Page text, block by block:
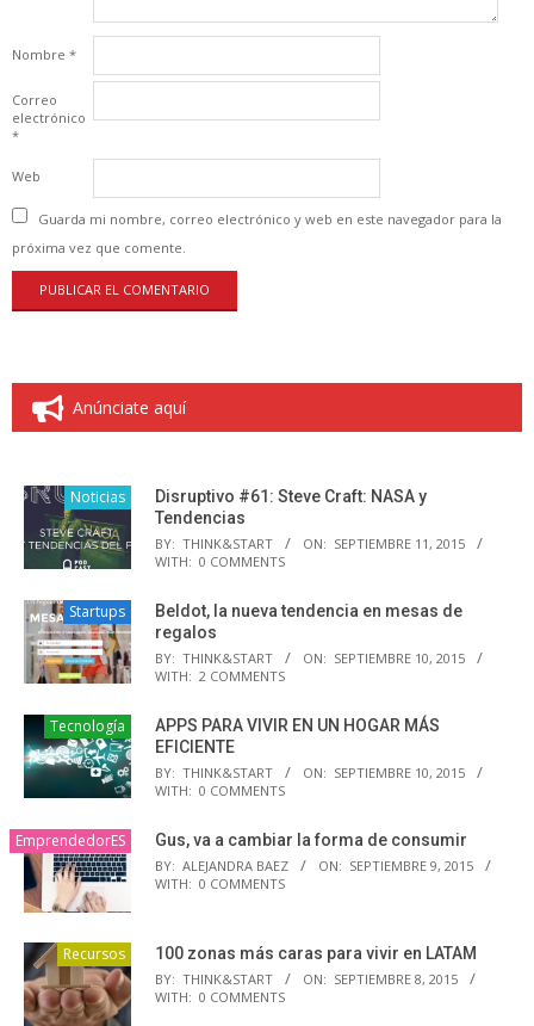
Nombre *
Correo
electrónico
*
Web
Guarda mi nombre, correo electrónico y web en este navegador para la
próxima vez que comente.
Anúnciate aquí
Noticias
Disruptivo #61: Steve Craft: NASA y
Tendencias
BY: THINK&START ON: SEPTIEMBRE 11, 2015
WITH: 0 COMMENTS
Startups
Beldot, la nueva tendencia en mesas de
regalos
BY: THINK&START ON: SEPTIEMBRE 10, 2015
WITH: 2 COMMENTS
Tecnología
APPS PARA VIVIR EN UN HOGAR MÁS
EFICIENTE
BY: THINK&START ON: SEPTIEMBRE 10, 2015
WITH: 0 COMMENTS
EmprendedorES Gus, va a cambiar la forma de consumir
BY: ALEJANDRA BAEZ ON: SEPTIEMBRE 9, 2015
WITH: 0 COMMENTS
Recursos 100 zonas más caras para vivir en LATAM
BY: THINK&START ON: SEPTIEMBRE 8, 2015
WITH: 0 COMMENTS